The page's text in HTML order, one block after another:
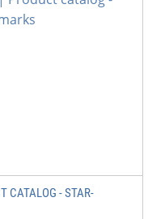
CATALOG - STAR-